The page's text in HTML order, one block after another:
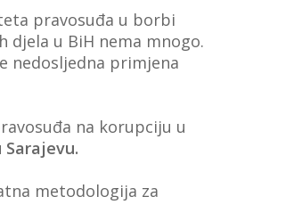
pravosuđa u borbi
u BiH nema mnogo.
nedosljedna primjena
na korupciju u
metodologija za